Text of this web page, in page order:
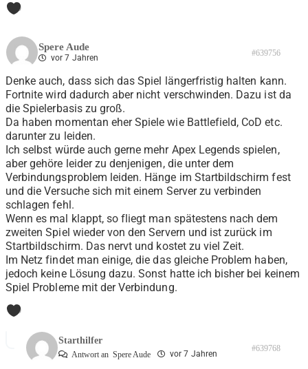
0
Spere Aude
vor 7 Jahren #639756
Denke auch, dass sich das Spiel längerfristig halten kann.
Fortnite wird dadurch aber nicht verschwinden. Dazu ist da
die Spielerbasis zu groß.
Da haben momentan eher Spiele wie Battlefield, CoD etc.
darunter zu leiden.
Ich selbst würde auch gerne mehr Apex Legends spielen,
aber gehöre leider zu denjenigen, die unter dem
Verbindungsproblem leiden. Hänge im Startbildschirm fest
und die Versuche sich mit einem Server zu verbinden
schlagen fehl.
Wenn es mal klappt, so fliegt man spätestens nach dem
zweiten Spiel wieder von den Servern und ist zurück im
Startbildschirm. Das nervt und kostet zu viel Zeit.
Im Netz findet man einige, die das gleiche Problem haben,
jedoch keine Lösung dazu. Sonst hatte ich bisher bei keinem
Spiel Probleme mit der Verbindung.
0
Starthilfer
Antwort an Spere Aude vor 7 Jahren
#639768